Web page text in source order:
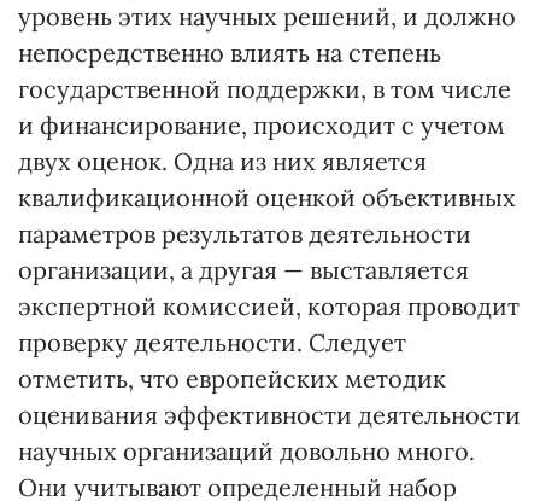
уровень этих научных решений, и должно
непосредственно влиять на степень
государственной поддержки, в том числе
и финансирование, происходит с учетом
двух оценок. Одна из них является
квалификационной оценкой объективных
параметров результатов деятельности
организации, а другая — выставляется
экспертной комиссией, которая проводит
проверку деятельности. Следует
отметить, что европейских методик
оценивания эффективности деятельности
научных организаций довольно много.
Они учитывают определенный набор